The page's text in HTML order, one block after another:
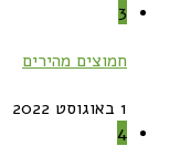
3
חמוצים מהירים
1 באוגוסט 2022
4